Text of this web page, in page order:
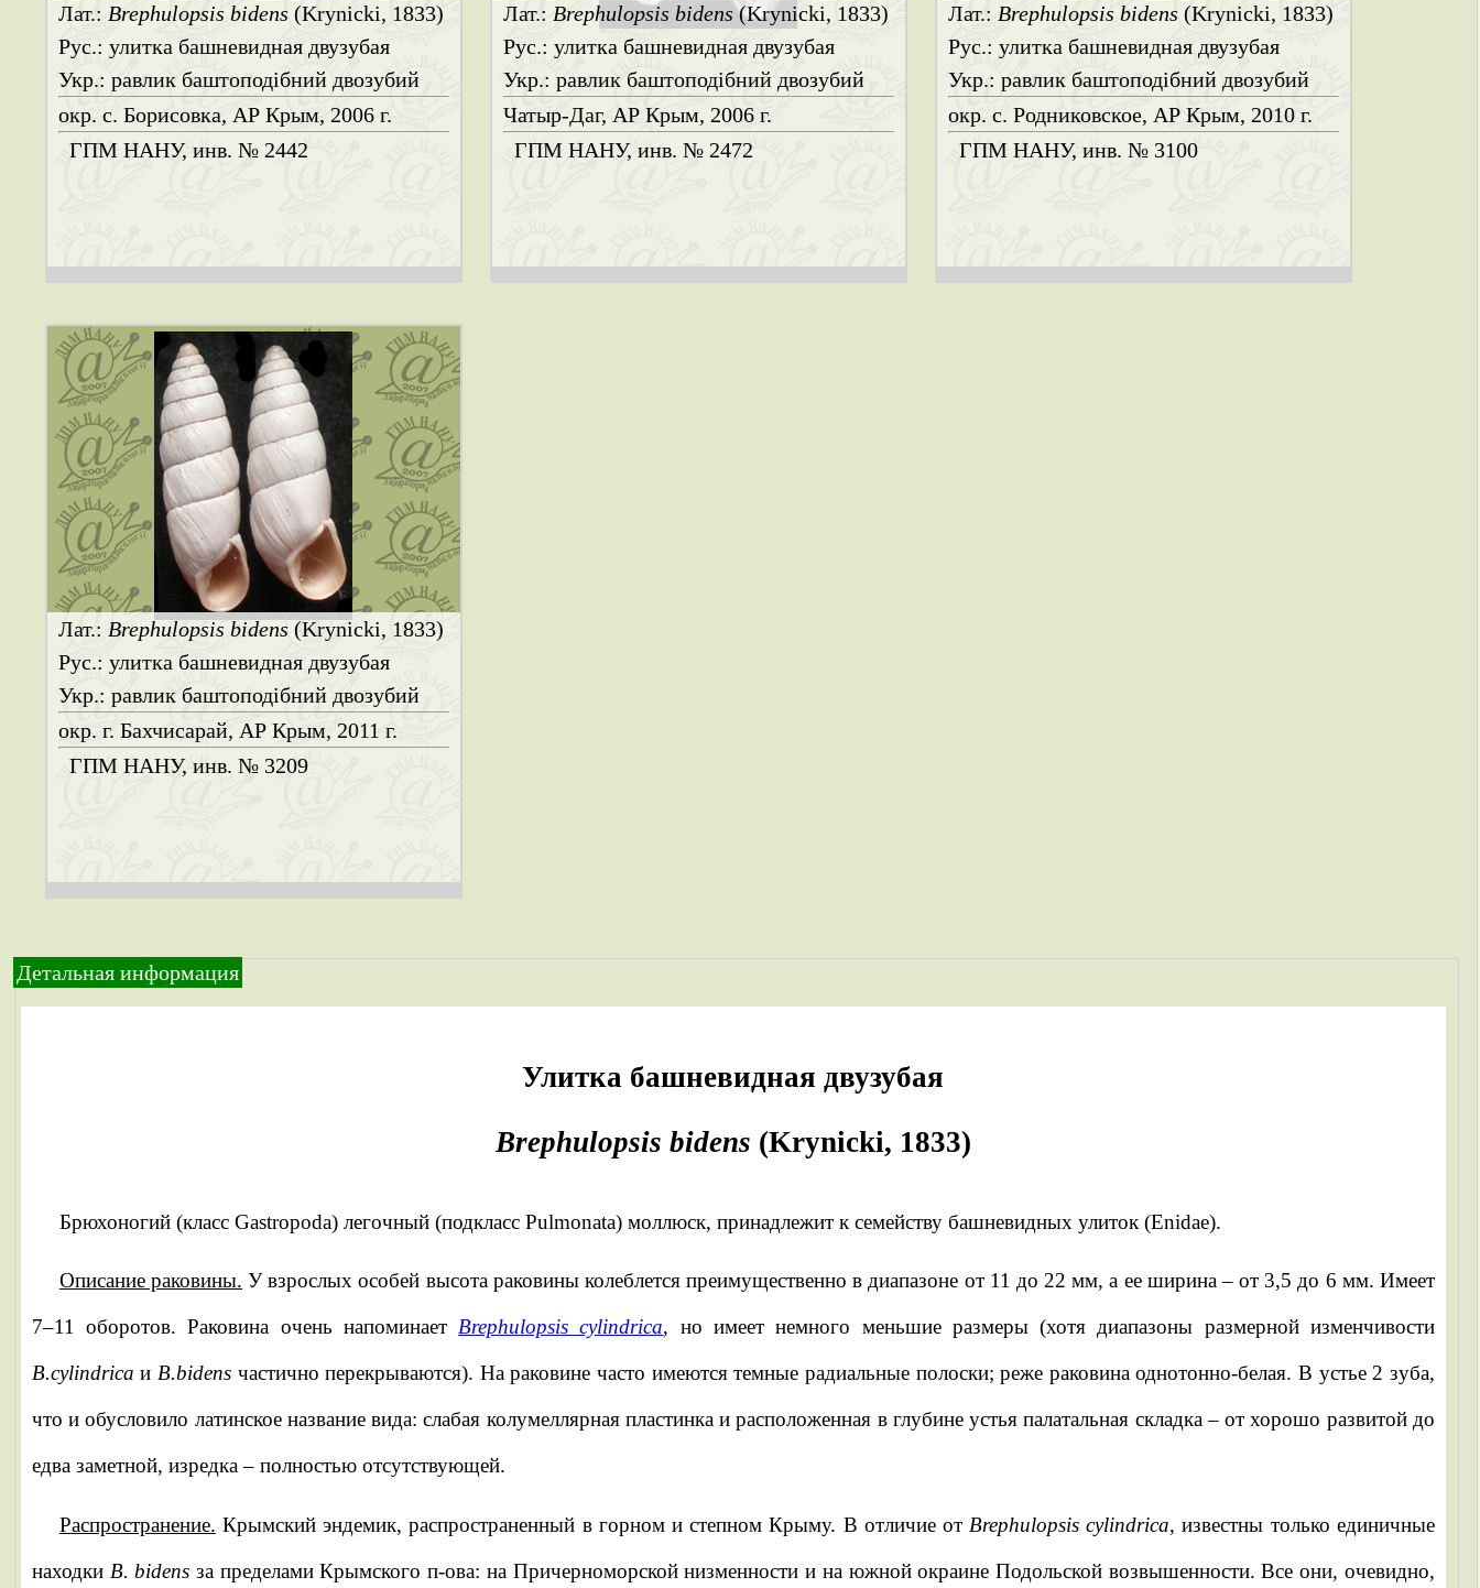
Лат.: Brephulopsis bidens (Krynicki, 1833)
Рус.: улитка башневидная двузубая
Укр.: равлик баштоподібний двозубий
окр. с. Борисовка, АР Крым, 2006 г.
ГПМ НАНУ, инв. № 2442
Лат.: Brephulopsis bidens(Krynicki, 1833)
Рус.: улитка башневидная двузубая
Укр.: равлик баштоподібний двозубий
Чатыр-Даг, АР Крым, 2006 г.
ГПМ НАНУ, инв. № 2472
Лат.: Brephulopsis bidens (Krynicki, 1833)
Рус.: улитка башневидная двузубая
Укр.: равлик баштоподібний двозубий
окр. с. Родниковское, АР Крым, 2010 г.
ГПМ НАНУ, инв. № 3100
Лат.: Brephulopsis bidens (Krynicki, 1833)
Рус.: улитка башневидная двузубая
Укр.: равлик баштоподібний двозубий
окр. г. Бахчисарай, АР Крым, 2011 г.
ГПМ НАНУ, инв. № 3209
Детальная информация
Улитка башневидная двузубая
Brephulopsis bidens (Krynicki, 1833)
Брюхоногий (класс Gastropoda) легочный (подкласс Pulmonata) моллюск, принадлежит к семейству башневидных улиток (Enidae).
Описание раковины. У взрослых особей высота раковины колеблется преимущественно в диапазоне от 11 до 22 мм, а ее ширина – от 3,5 до 6 мм. Имеет
7–11 оборотов. Раковина очень напоминает Brephulopsis cylindrica, но имеет немного меньшие размеры (хотя диапазоны размерной изменчивости
B.cylindrica и B.bidens частично перекрываются). На раковине часто имеются темные радиальные полоски; реже раковина однотонно-белая. В устье 2 зуба,
что и обусловило латинское название вида: слабая колумеллярная пластинка и расположенная в глубине устья палатальная складка – от хорошо развитой до
едва заметной, изредка – полностью отсутствующей.
Распространение. Крымский эндемик, распространенный в горном и степном Крыму. В отличие от Brephulopsis cylindrica, известны только единичные
находки B. bidens за пределами Крымского п-ова: на Причерноморской низменности и на южной окраине Подольской возвышенности. Все они, очевидно,